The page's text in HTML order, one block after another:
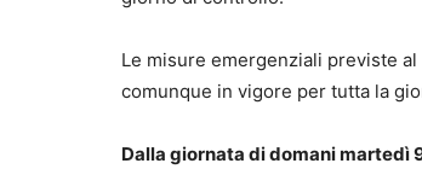
Le misure emergenziali previste
comunque in vigore per tutta la
Dalla giornata di domani martedì